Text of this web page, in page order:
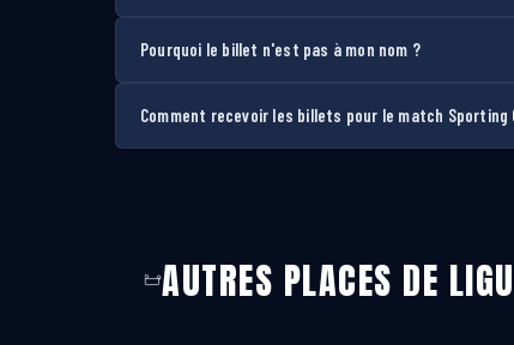
Pourquoi le billet n'est pas à mon nom ?
Comment recevoir les billets pour le match Sporting
AUTRES PLACES DE